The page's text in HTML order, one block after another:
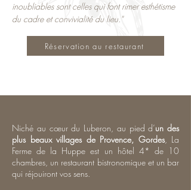
inoubliables sont celles qui font rimer esthétisme
du cadre et convivialité du lieu."
Réservation au restaurant
Niché au cœur du Luberon, au pied d’un des
plus beaux villages de Provence, Gordes, La
Ferme de la Huppe est un hôtel 4* de 10
chambres, un restaurant bistronomique et un bar
qui réjouiront vos sens.